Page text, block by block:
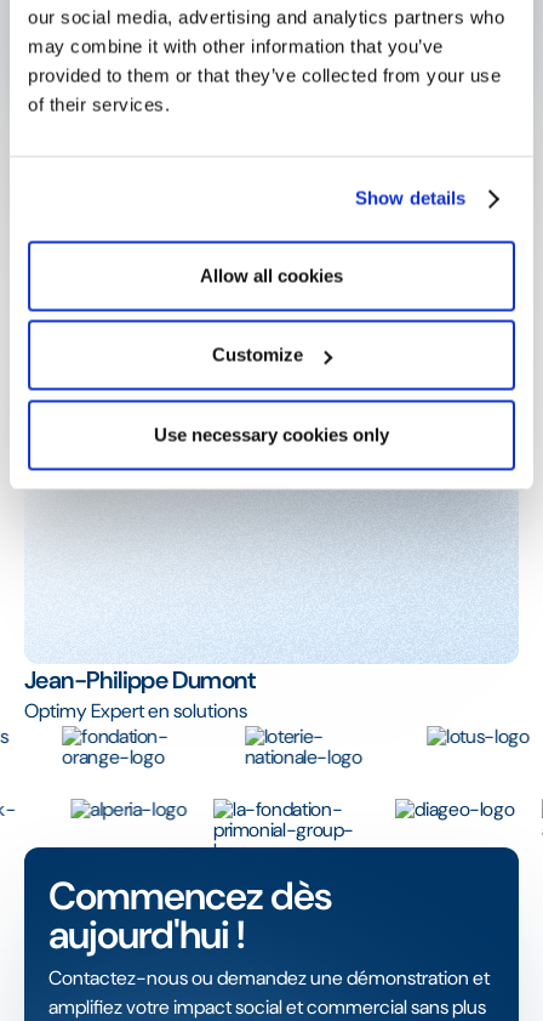
our social media, advertising and analytics partners who
may combine it with other information that you’ve
provided to them or that they’ve collected from your use
of their services.
Show details
Allow all cookies
Customize
Use necessary cookies only
A propos
des intervenants
Jean-Philippe Dumont
Optimy Expert en solutions
Commencez dès
aujourd'hui !
Contactez-nous ou demandez une démonstration et
amplifiez votre impact social et commercial sans plus